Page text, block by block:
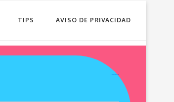
TIPS AVISO DE PRIVACIDAD